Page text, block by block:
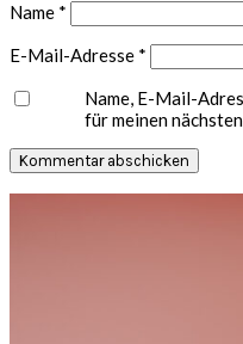
Name *
E-Mail-Adresse *
Name, E-Mail-
für meinen